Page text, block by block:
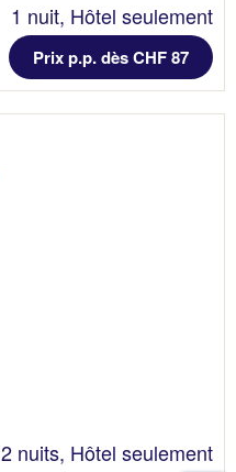
1 nuit, Hôtel seulement
Prix p.p. dès CHF 87
2 nuits, Hôtel seulement